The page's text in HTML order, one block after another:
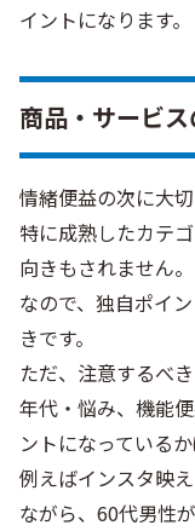
イントになります。
商品・サービ
情緒便益の次に大
特に成熟したカテ
向きもされません。
なので、独自ポイ
きです。
ただ、注意するべ
年代・悩み、機能
ントになっている
例えばインスタ映
ながら、60代男性